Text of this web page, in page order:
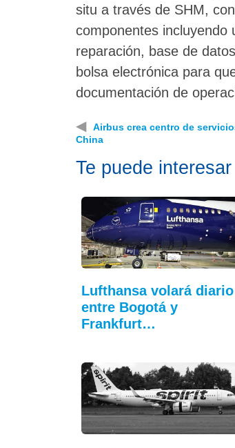
situ a través de SHM,
componentes incluyendo
reparación, base de
bolsa electrónica para
documentación de
◀
Airbus crea centro de
China
Te puede interesar
Lufthansa volará diario
entre Bogotá y
Frankfurt…